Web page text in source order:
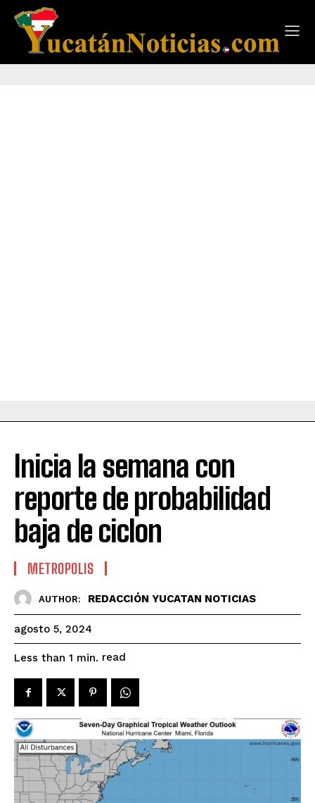
Inicia la semana con
reporte de probabilidad
baja de ciclon
METROPOLIS
AUTHOR: REDACCIÓN YUCATAN NOTICIAS
agosto 5, 2024
Less than 1 min. read